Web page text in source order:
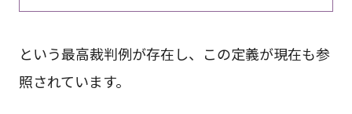
という最高裁判例が存在し、この定義が現在も参
照されています。